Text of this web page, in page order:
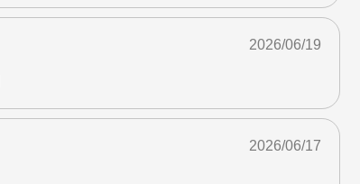
2026/06/19
2026/06/17